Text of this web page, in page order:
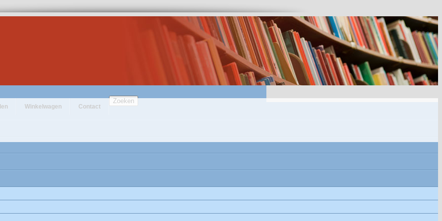
Winkelwagen Contact
Zoeken